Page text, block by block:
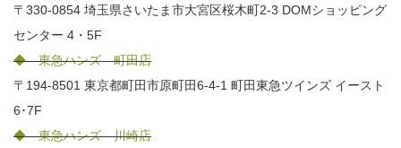
〒330-0854 埼玉県さいたま市大宮区桜木町2-3 DOMショッピング
センター 4・5F
◆ 東急ハンズ 町田店
〒194-8501 東京都町田市原町田6-4-1 町田東急ツインズ イースト
6･7F
◆ 東急ハンズ 川崎店